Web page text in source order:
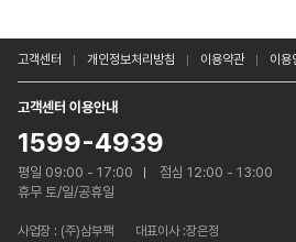
고객센터 개인정보처리방침 이용약관 이용
고객센터 이용안내
1599-4939
평일 09:00 - 17:00
점심 12:00 - 13:00
휴무 토/일/공휴일
사업장 : (주)삼부팩 대표이사 :장은정